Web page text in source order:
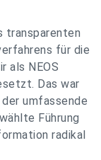
transparenten
für die
als NEOS
Das war
umfassende
Führung
radikal